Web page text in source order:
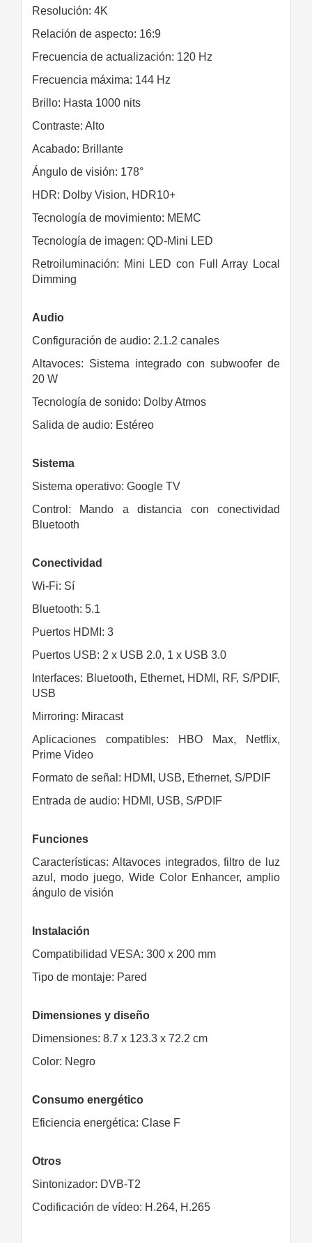
Resolución: 4K
Relación de aspecto: 16:9
Frecuencia de actualización: 120 Hz
Frecuencia máxima: 144 Hz
Brillo: Hasta 1000 nits
Contraste: Alto
Acabado: Brillante
Ángulo de visión: 178°
HDR: Dolby Vision, HDR10+
Tecnología de movimiento: MEMC
Tecnología de imagen: QD-Mini LED
Retroiluminación: Mini LED con Full Array Local
Dimming
Audio
Configuración de audio: 2.1.2 canales
Altavoces: Sistema integrado con subwoofer de
20 W
Tecnología de sonido: Dolby Atmos
Salida de audio: Estéreo
Sistema
Sistema operativo: Google TV
Control: Mando a distancia con conectividad
Bluetooth
Conectividad
Wi-Fi: Sí
Bluetooth: 5.1
Puertos HDMI: 3
Puertos USB: 2 x USB 2.0, 1 x USB 3.0
Interfaces: Bluetooth, Ethernet, HDMI, RF, S/PDIF,
USB
Mirroring: Miracast
Aplicaciones compatibles: HBO Max, Netflix,
Prime Video
Formato de señal: HDMI, USB, Ethernet, S/PDIF
Entrada de audio: HDMI, USB, S/PDIF
Funciones
Características: Altavoces integrados, filtro de luz
azul, modo juego, Wide Color Enhancer, amplio
ángulo de visión
Instalación
Compatibilidad VESA: 300 x 200 mm
Tipo de montaje: Pared
Dimensiones y diseño
Dimensiones: 8.7 x 123.3 x 72.2 cm
Color: Negro
Consumo energético
Eficiencia energética: Clase F
Otros
Sintonizador: DVB-T2
Codificación de vídeo: H.264, H.265